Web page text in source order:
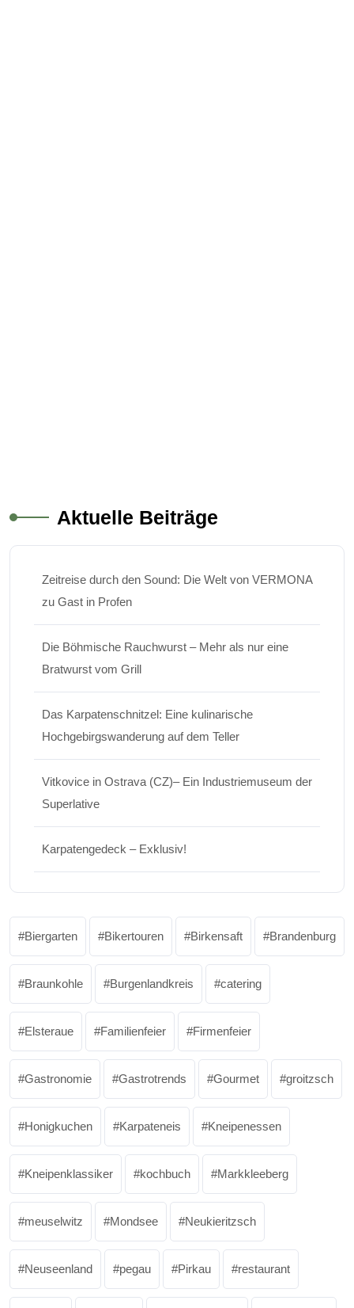
Aktuelle Beiträge
Zeitreise durch den Sound: Die Welt von VERMONA
zu Gast in Profen
Die Böhmische Rauchwurst – Mehr als nur eine
Bratwurst vom Grill
Das Karpatenschnitzel: Eine kulinarische
Hochgebirgswanderung auf dem Teller
Vitkovice in Ostrava (CZ)– Ein Industriemuseum der
Superlative
Karpatengedeck – Exklusiv!
Biergarten Bikertouren Birkensaft Brandenburg
Braunkohle Burgenlandkreis catering
Elsteraue Familienfeier Firmenfeier
Gastronomie Gastrotrends Gourmet groitzsch
Honigkuchen Karpateneis Kneipenessen
Kneipenklassiker kochbuch Markkleeberg
meuselwitz Mondsee Neukieritzsch
Neuseenland pegau Pirkau restaurant